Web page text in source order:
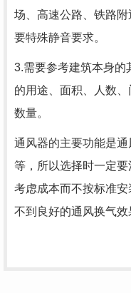
场、高速公路、铁路
要特殊静音要求。
3.需要参考建筑本身的
的用途、面积、人数
数量。
通风器的主要功能是
等，所以选择时一定
考虑成本而不按标准
不到良好的通风换气效